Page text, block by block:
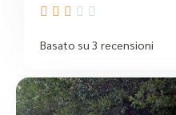
    
Basato su 3 recensioni